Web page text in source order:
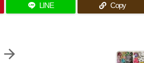
LINE Copy
